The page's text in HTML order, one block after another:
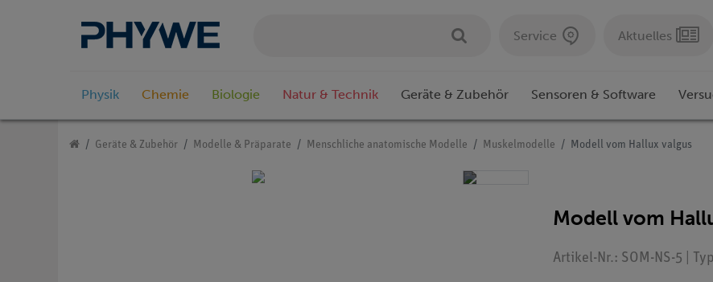
Service Aktuelles
Physik Chemie Biologie Natur & Technik Geräte & Zubehör Sensoren & Software
Geräte & Zubehör Modelle & Präparate Menschliche anatomische Modelle Muskelmodelle Modell vom Hallux valgus
Modell vom
Artikel-Nr.: SOM-NS-5 |